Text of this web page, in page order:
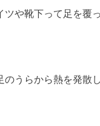
ツや靴下って足を覆
うらから熱を発散